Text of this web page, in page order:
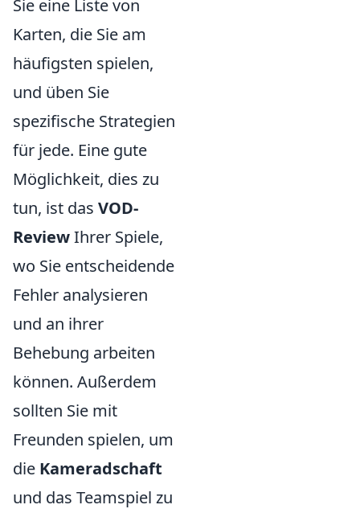
Sie eine Liste von
Karten, die Sie am
häufigsten spielen,
und üben Sie
spezifische Strategien
für jede. Eine gute
Möglichkeit, dies zu
tun, ist das VOD-
ReviewIhrer Spiele,
wo Sie entscheidende
Fehler analysieren
und an ihrer
Behebung arbeiten
können. Außerdem
sollten Sie mit
Freunden spielen, um
die Kameradschaft
und das Teamspiel zu